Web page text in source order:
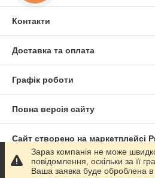
Контакти
Доставка та оплата
Графік роботи
Повна версія сайту
Сайт створено на маркетплейсі
Політика конфіденційності
Зараз компанія не може
повідомлення, оскільки за її
Ваша заявка буде оброблена